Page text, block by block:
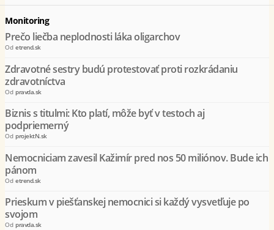
Monitoring
Prečo liečba neplodnosti láka oligarchov
Od etrend.sk
Zdravotné sestry budú protestovať proti rozkrádaniu
zdravotníctva
Od pravda.sk
Biznis s titulmi: Kto platí, môže byť v testoch aj
podpriemerný
Od projektN.sk
Nemocniciam zavesil Kažimír pred nos 50 miliónov. Bude ich
pánom
Od etrend.sk
Prieskum v piešťanskej nemocnici si každý vysvetľuje po
svojom
Od pravda.sk